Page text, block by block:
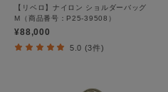
【リベロ】ナイロン ショルダーバッグ
M（商品番号：P25-39508）
¥88,000
5.0 (3件)